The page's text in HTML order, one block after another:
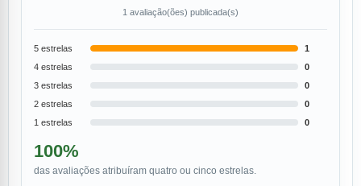
1 avaliação(ões) publicada(s)
5 estrelas
1
4 estrelas
0
3 estrelas
0
2 estrelas
0
1 estrelas
0
100%
das avaliações atribuíram quatro ou cinco estrelas.